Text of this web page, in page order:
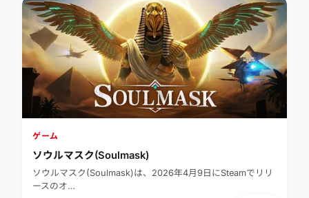
ゲーム
ソウルマスク(Soulmask)
ソウルマスク(Soulmask)は、2026年4月9日にSteamでリリ
ースのオ…